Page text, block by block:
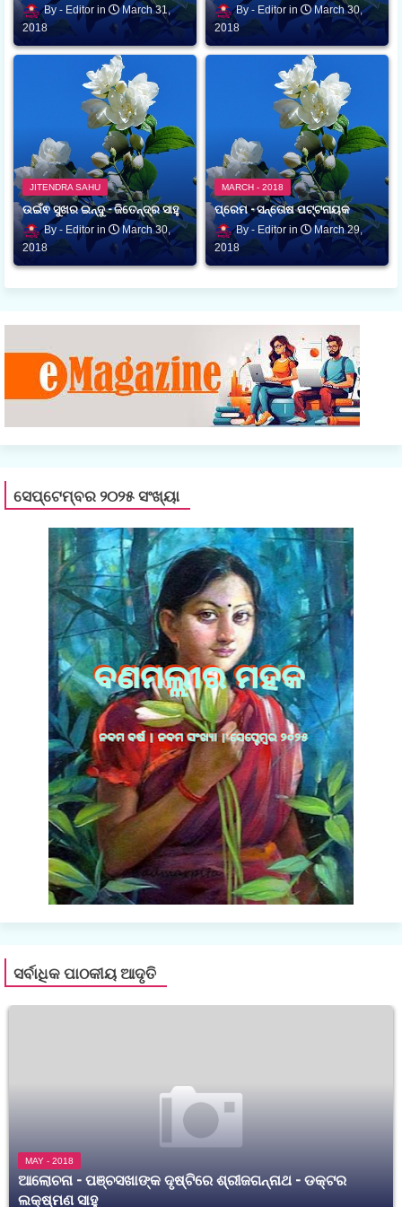
Editor
March 31,
2018
Editor
March 30,
2018
JITENDRA SAHU
ଉଇଁଵ ସୁଖର ଇନ୍ଦୁ - ଜିତେନ୍ଦ୍ର ସାହୁ
Editor
March 30,
2018
MARCH - 2018
ପ୍ରେମ - ସନ୍ତୋଷ ପଟ୍ଟନାୟକ
Editor
March 29,
2018
ସେପ୍ଟେମ୍ବର ୨୦୨୫ ସଂଖ୍ୟା
ସର୍ବାଧିକ ପାଠକୀୟ ଆଦୃତି
MAY - 2018
ଆଲୋଚନା - ପଞ୍ଚସଖାଙ୍କ ଦୃଷ୍ଟିରେ ଶ୍ରୀଜଗନ୍ନାଥ - ଡକ୍ଟର
ଲକ୍ଷ୍ମଣ ସାହୁ